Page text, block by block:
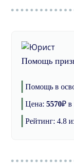
Помощь
Помощь в
Цена: 5570₽ в
Рейтинг: 4.8